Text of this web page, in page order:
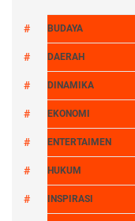
BUDAYA
DAERAH
DINAMIKA
EKONOMI
ENTERTAIMEN
HUKUM
INSPIRASI